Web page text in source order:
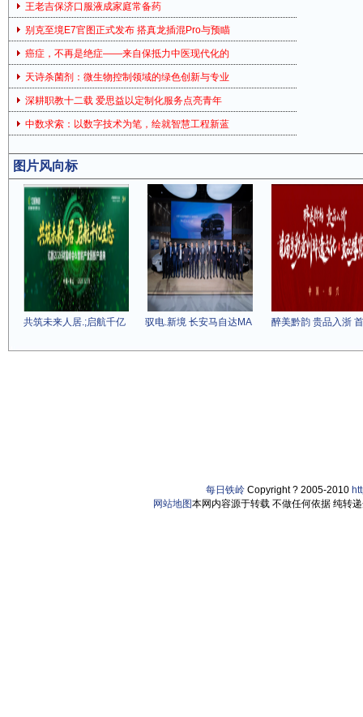
王老吉保济口服液成家庭常备药
别克至境E7官图正式发布 搭真龙插混Pro与预瞄
癌症，不再是绝症——来自保抵力中医现代化的
天诗杀菌剂：微生物控制领域的绿色创新与专业
深耕职教十二载 爱思益以定制化服务点亮青年
中数求索：以数字技术为笔，绘就智慧工程新蓝
图片风向标
共筑未来人居.;启航千亿 驭电.新境 长安马自达MA 醉美黔韵 贵品入浙
每日铁岭 Copyright ? 2005-2010
网站地图本网内容源于转载 不做任何依据 纯转